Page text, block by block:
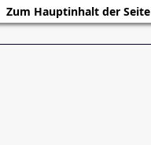
Zum Hauptinhalt der Seite